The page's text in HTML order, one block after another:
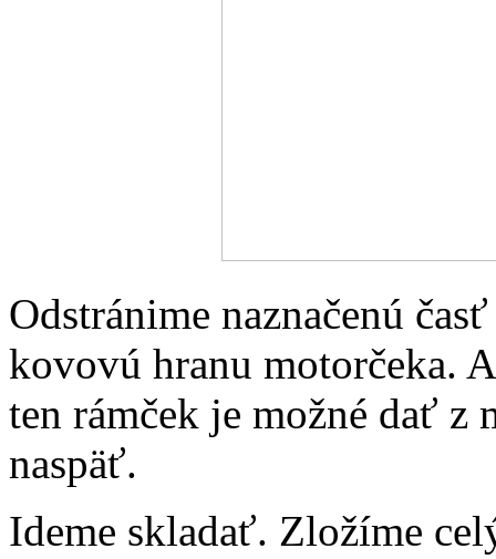
Odstránime naznačenú
kovovú hranu motorčeka.
ten rámček je možné dať z
naspäť.
Ideme skladať. Zložíme